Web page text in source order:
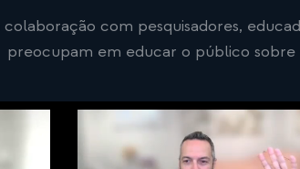
com pesquisadores,
preocupam em educar o público sobre